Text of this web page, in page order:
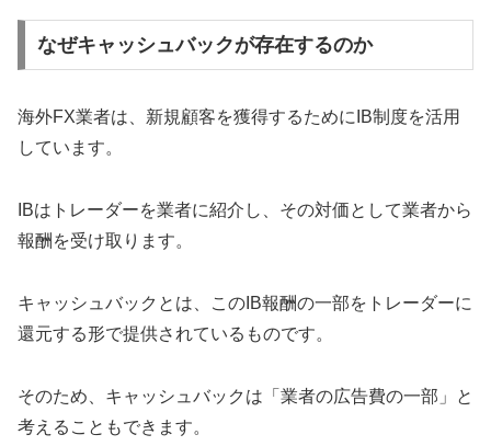
なぜキャッシュバックが存在するのか
海外FX業者は、新規顧客を獲得するためにIB制度を活用
しています。
IBはトレーダーを業者に紹介し、その対価として業者から
報酬を受け取ります。
キャッシュバックとは、このIB報酬の一部をトレーダーに
還元する形で提供されているものです。
そのため、キャッシュバックは「業者の広告費の一部」と
考えることもできます。